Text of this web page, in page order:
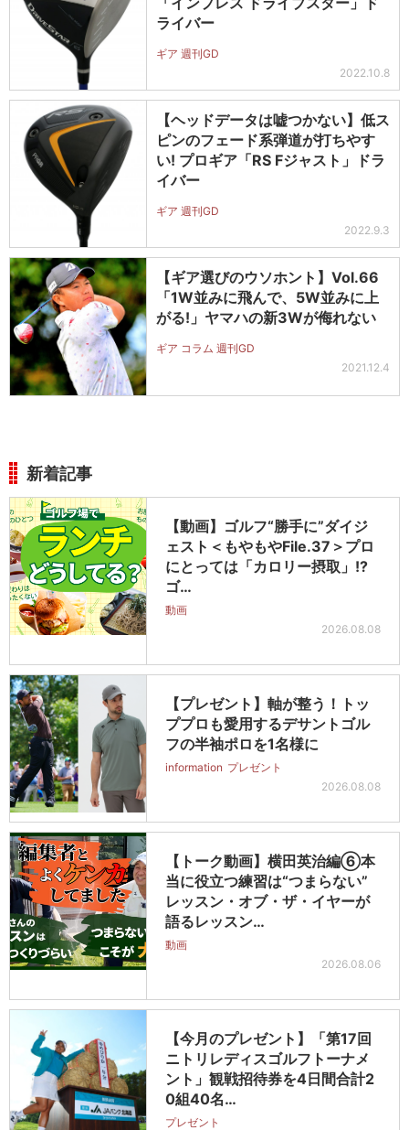
ライバー
ギア 週刊GD
2022.10.8
【ヘッドデータは嘘つかない】低ス
ピンのフェード系弾道が打ちやす
い! プロギア「RS Fジャスト」ドラ
イバー
ギア 週刊GD
2022.9.3
【ギア選びのウソホント】Vol.66
「1W並みに飛んで、5W並みに上
がる!」ヤマハの新3Wが侮れない
ギア コラム 週刊GD
2021.12.4
新着記事
【動画】ゴルフ“勝手に”ダイジ
ェスト＜もやもやFile.37＞プロ
にとっては「カロリー摂取」!?
ゴ…
動画
2026.08.08
【プレゼント】軸が整う！トッ
ププロも愛用するデサントゴル
フの半袖ポロを1名様に
information プレゼント
2026.08.08
【トーク動画】横田英治編⑥本
当に役立つ練習は“つまらない”
レッスン・オブ・ザ・イヤーが
語るレッスン…
動画
2026.08.06
【今月のプレゼント】「第17回
ニトリレディスゴルフトーナメ
ント」観戦招待券を4日間合計2
0組40名…
プレゼント